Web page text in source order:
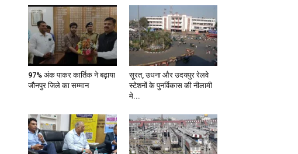
97% अंक पाकर कार्तिक ने बढ़ाया
जौनपुर जिले का सम्मान
सूरत, उधना और उदयपुर रेलवे
स्टेशनों के पुनर्विकास की नीलामी
मे...